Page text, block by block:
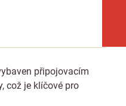
připojovacím
což je klíčové pro